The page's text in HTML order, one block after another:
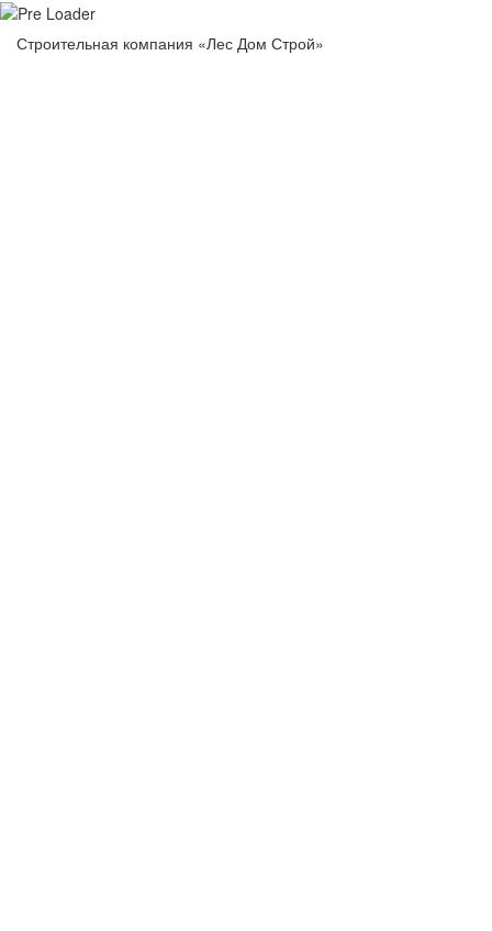
Строительная компания «Лес Дом Строй»